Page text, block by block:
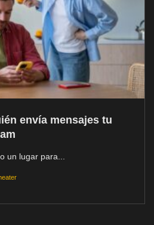
envía mensajes tu
un lugar para...